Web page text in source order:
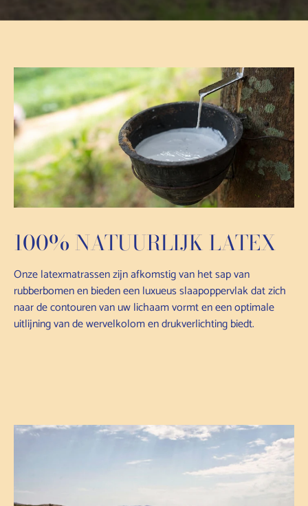
100% NATUURLIJK LATEX
Onze latexmatrassen zijn afkomstig van het sap van
rubberbomen en bieden een luxueus slaapoppervlak dat zich
naar de contouren van uw lichaam vormt en een optimale
uitlijning van de wervelkolom en drukverlichting biedt.